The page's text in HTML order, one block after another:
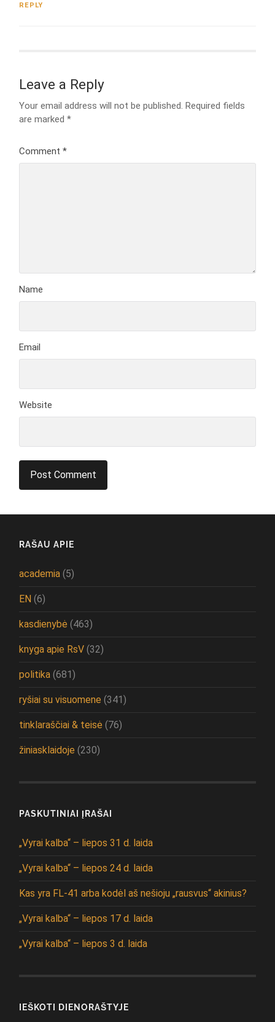
REPLY
Leave a Reply
Your email address will not be published. Required fields
are marked*
Comment*
Name
Email
Website
RAŠAU APIE
academia (5)
EN (6)
kasdienybė (463)
knyga apie RsV (32)
politika (681)
ryšiai su visuomene (341)
tinklaraščiai & teisė (76)
žiniasklaidoje (230)
PASKUTINIAI ĮRAŠAI
„Vyrai kalba“ – liepos 31 d. laida
„Vyrai kalba“ – liepos 24 d. laida
Kas yra FL-41 arba kodėl aš nešioju „rausvus“ akinius?
„Vyrai kalba“ – liepos 17 d. laida
„Vyrai kalba“ – liepos 3 d. laida
IEŠKOTI DIENORAŠTYJE